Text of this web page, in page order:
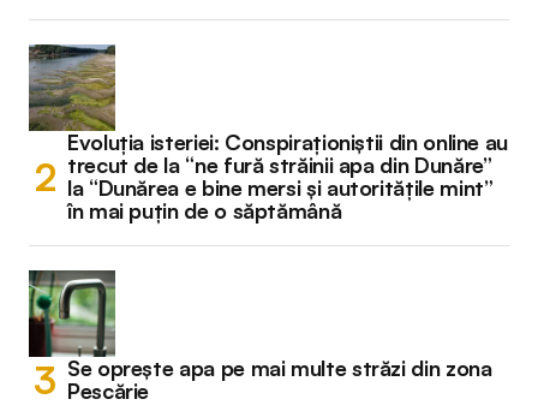
Evoluția isteriei: Conspiraționiștii din online au
trecut de la “ne fură străinii apa din Dunăre”
la “Dunărea e bine mersi și autoritățile mint”
în mai puțin de o săptămână
Se oprește apa pe mai multe străzi din zona
Pescărie